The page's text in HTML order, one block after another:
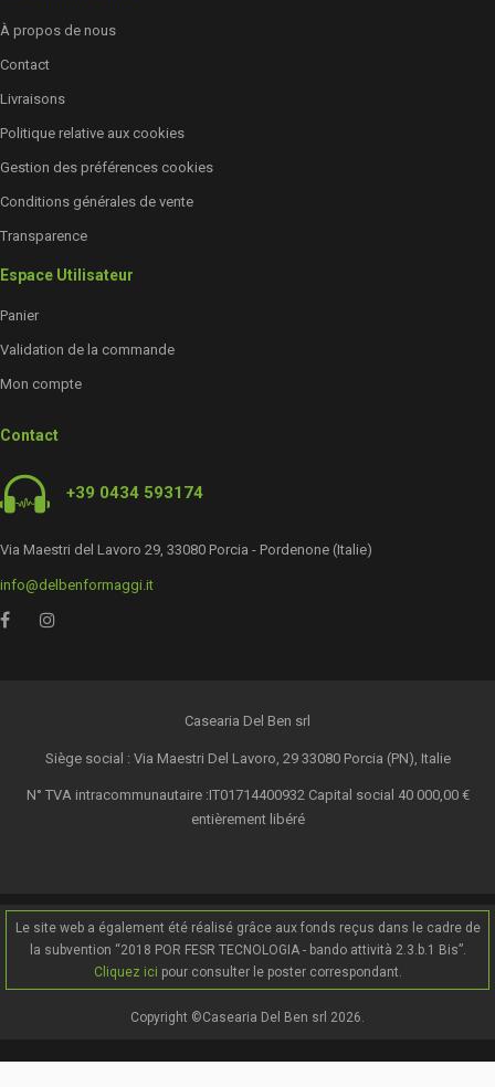
À propos de nous
Contact
Livraisons
Politique relative aux cookies
Gestion des préférences cookies
Conditions générales de vente
Transparence
Espace Utilisateur
Panier
Validation de la commande
Mon compte
Contact
+39 0434 593174
Via Maestri del Lavoro 29, 33080 Porcia - Pordenone (Italie)
info@delbenformaggi.it
Casearia Del Ben srl
Siège social : Via Maestri Del Lavoro, 29 33080 Porcia (PN), Italie
N° TVA intracommunautaire :IT01714400932 Capital social 40 000,00 €
entièrement libéré
Le site web a également été réalisé grâce aux fonds reçus dans le cadre de
la subvention “2018 POR FESR TECNOLOGIA - bando attività 2.3.b.1 Bis”.
Cliquez ici pour consulter le poster correspondant.
Copyright ©Casearia Del Ben srl 2026.